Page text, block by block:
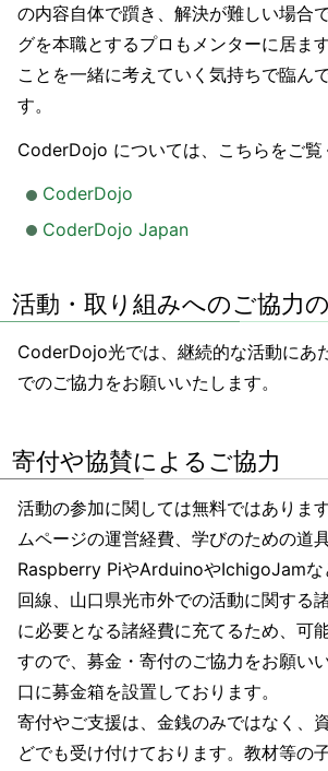
の内容自体で躓き、解決が難しい場合
グを本職とするプロもメンターに居ま
ことを一緒に考えていく気持ちで臨ん
す。
CoderDojo については、こちらをご覧
CoderDojo
CoderDojo Japan
活動・取り組みへのご協力
CoderDojo光では、継続的な活動にあ
でのご協力をお願いいたします。
寄付や協賛によるご協力
活動の参加に関しては無料ではありま
ムページの運営経費、学びのための道
Raspberry PiやArduinoやIchigoJamな
回線、山口県光市外での活動に関する
に必要となる諸経費に充てるため、可
すので、募金・寄付のご協力をお願い
口に募金箱を設置しております。
寄付やご支援は、金銭のみではなく、
どでも受け付けております。教材等の